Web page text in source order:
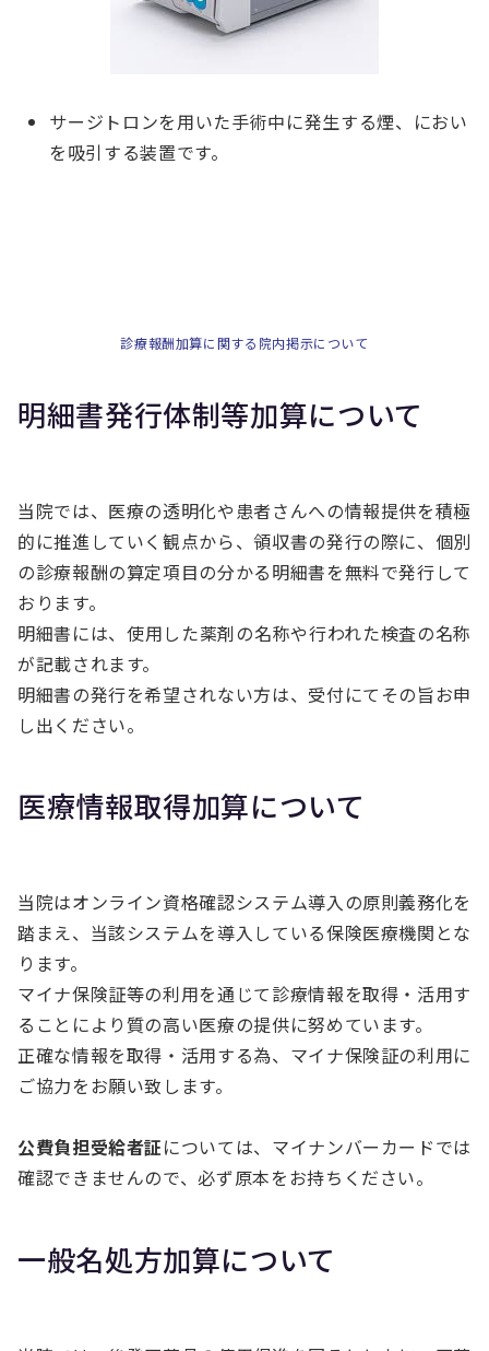
サージトロンを用いた手術中に発生する煙、におい
を吸引する装置です。
診療報酬加算に関する院内掲示について
明細書発行体制等加算について
当院では、医療の透明化や患者さんへの情報提供を積極
的に推進していく観点から、領収書の発行の際に、個別
の診療報酬の算定項目の分かる明細書を無料で発行して
おります。
明細書には、使用した薬剤の名称や行われた検査の名称
が記載されます。
明細書の発行を希望されない方は、受付にてその旨お申
し出ください。
医療情報取得加算について
当院はオンライン資格確認システム導入の原則義務化を
踏まえ、当該システムを導入している保険医療機関とな
ります。
マイナ保険証等の利用を通じて診療情報を取得・活用す
ることにより質の高い医療の提供に努めています。
正確な情報を取得・活用する為、マイナ保険証の利用に
ご協力をお願い致します。
公費負担受給者証については、マイナンバーカードでは
確認できませんので、必ず原本をお持ちください。
一般名処方加算について